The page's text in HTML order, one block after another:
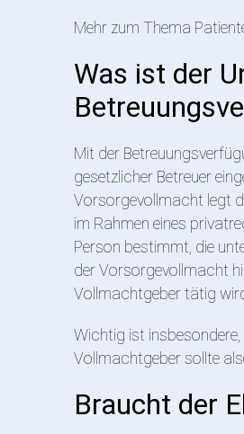
Mehr zum Thema
Was ist der
Mit der
gesetzlicher Betreuer
Vorsorgevollmacht legt
im Rahmen eines
Person bestimmt, die
der Vorsorgevollmacht
Vollmachtgeber tätig
Wichtig ist
Vollmachtgeber sollte
Braucht der